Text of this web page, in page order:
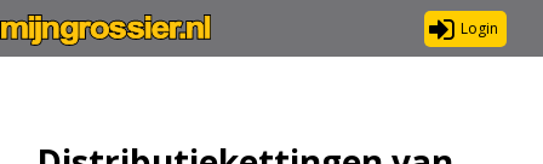
Login